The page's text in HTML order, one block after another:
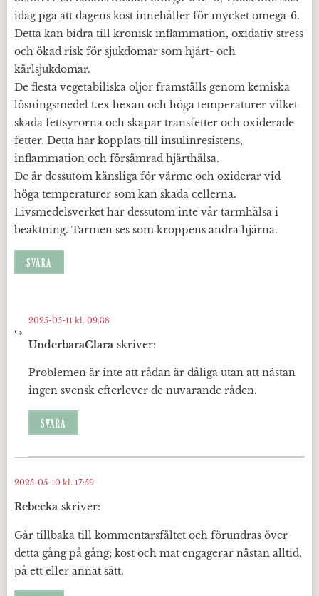
idag pga att dagens kost innehåller för mycket omega-6.
Detta kan bidra till kronisk inflammation, oxidativ stress
och ökad risk för sjukdomar som hjärt- och
kärlsjukdomar.
De flesta vegetabiliska oljor framställs genom kemiska
lösningsmedel t.ex hexan och höga temperaturer vilket
skada fettsyrorna och skapar transfetter och oxiderade
fetter. Detta har kopplats till insulinresistens,
inflammation och försämrad hjärthälsa.
De är dessutom känsliga för värme och oxiderar vid
höga temperaturer som kan skada cellerna.
Livsmedelsverket har dessutom inte vår tarmhälsa i
beaktning. Tarmen ses som kroppens andra hjärna.
SVARA
UnderbaraClara skriver:
2025-05-11 kl. 09:38
Problemen är inte att rådan är dåliga utan att nästan
ingen svensk efterlever de nuvarande råden.
SVARA
Rebecka skriver:
2025-05-10 kl. 17:59
Går tillbaka till kommentarsfältet och förundras över
detta gång på gång; kost och mat engagerar nästan alltid,
på ett eller annat sätt.